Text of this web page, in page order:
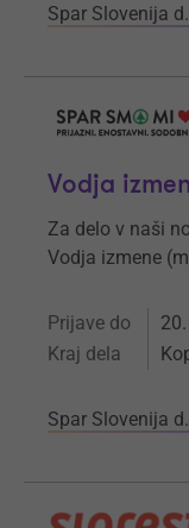
Spar Slovenija
Vodja
Za delo v naši
Vodja izmene
Prijave do
Kraj dela
Spar Slovenija